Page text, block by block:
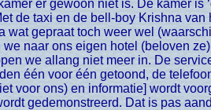
er gewoon niet is. De kamer is
de taxi en de bell-boy Krishna
wat gepraat toch weer wel
naar ons eigen hotel (beloven
we allang niet meer in. De
één voor één getoond, de
voor ons) en informatie] wordt
gedemonstreerd. Dat is pas